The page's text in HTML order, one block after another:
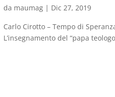
da maumag | Dic 27, 2019
Carlo Cirotto – Tempo di
L’insegnamento del “papa